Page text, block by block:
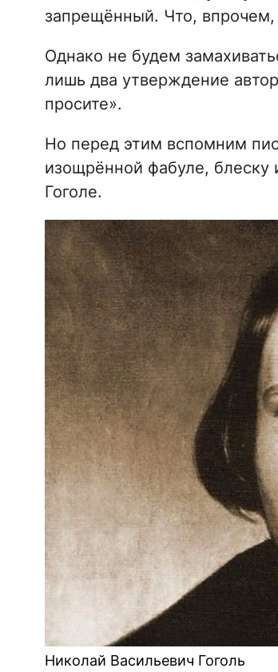
запрещённый. Что, впрочем,
Однако не будем
лишь два утверждение
просите».
Но перед этим вспомним
изощрённой фабуле,
Гоголе.
Николай Васильевич Гоголь